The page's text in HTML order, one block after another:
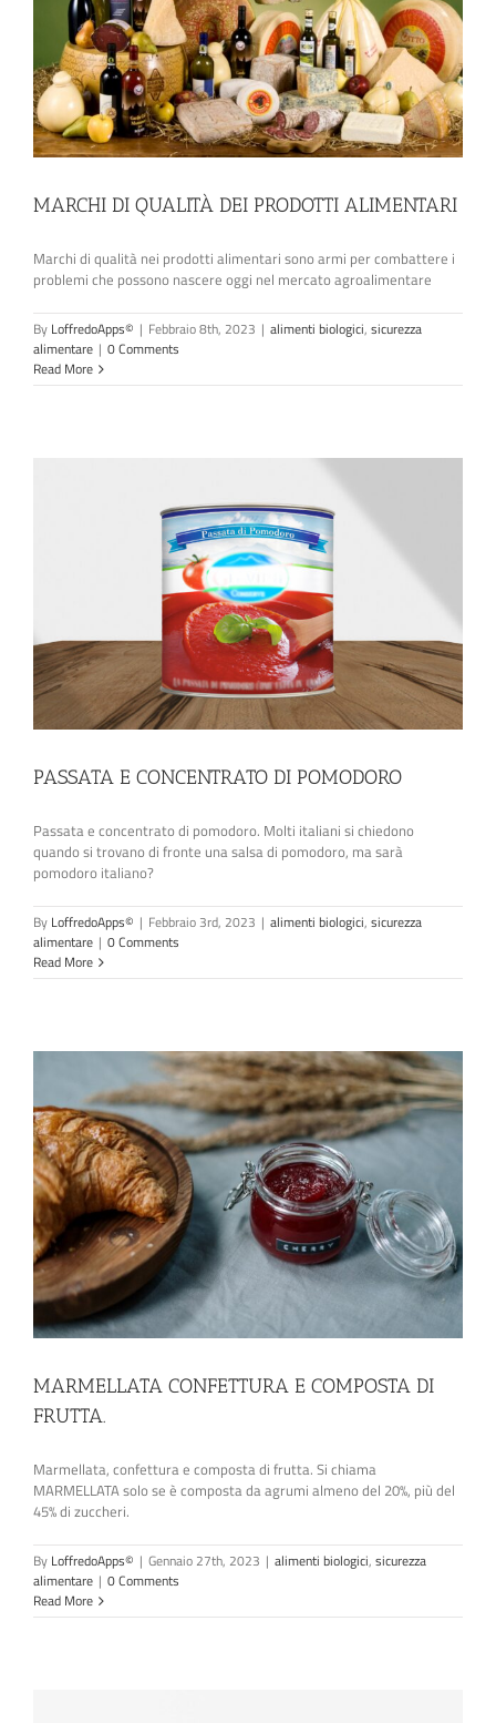
MARCHI DI QUALITÀ DEI PRODOTTI ALIMENTARI
Marchi di qualità nei prodotti alimentari sono armi per combattere i
problemi che possono nascere oggi nel mercato agroalimentare
By LoffredoApps© | Febbraio 8th, 2023 | alimenti biologici, sicurezza
alimentare | 0 Comments
Read More
PASSATA E CONCENTRATO DI POMODORO
Passata e concentrato di pomodoro. Molti italiani si chiedono
quando si trovano di fronte una salsa di pomodoro, ma sarà
pomodoro italiano?
By LoffredoApps© | Febbraio 3rd, 2023 | alimenti biologici, sicurezza
alimentare | 0 Comments
Read More
MARMELLATA CONFETTURA E COMPOSTA DI
FRUTTA.
Marmellata, confettura e composta di frutta. Si chiama
MARMELLATA solo se è composta da agrumi almeno del 20%, più del
45% di zuccheri.
By LoffredoApps© | Gennaio 27th, 2023 | alimenti biologici, sicurezza
alimentare | 0 Comments
Read More